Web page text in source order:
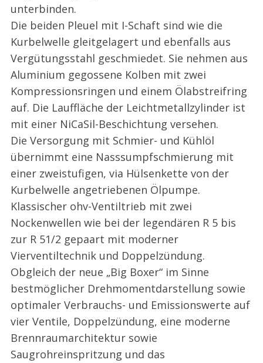
unterbinden.
Die beiden Pleuel mit I-Schaft sind wie die
Kurbelwelle gleitgelagert und ebenfalls aus
Vergütungsstahl geschmiedet. Sie nehmen aus
Aluminium gegossene Kolben mit zwei
Kompressionsringen und einem Ölabstreifring
auf. Die Lauffläche der Leichtmetallzylinder ist
mit einer NiCaSil-Beschichtung versehen.
Die Versorgung mit Schmier- und Kühlöl
übernimmt eine Nasssumpfschmierung mit
einer zweistufigen, via Hülsenkette von der
Kurbelwelle angetriebenen Ölpumpe.
Klassischer ohv-Ventiltrieb mit zwei
Nockenwellen wie bei der legendären R 5 bis
zur R 51/2 gepaart mit moderner
Vierventiltechnik und Doppelzündung.
Obgleich der neue „Big Boxer“ im Sinne
bestmöglicher Drehmomentdarstellung sowie
optimaler Verbrauchs- und Emissionswerte auf
vier Ventile, Doppelzündung, eine moderne
Brennraumarchitektur sowie
Saugrohreinspritzung und das